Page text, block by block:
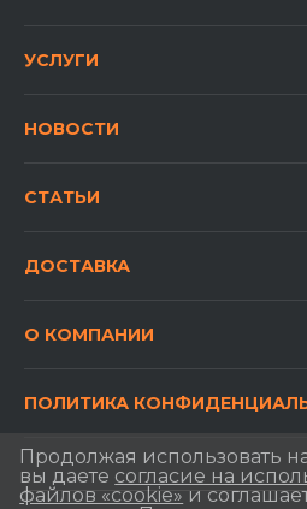
УСЛУГИ
НОВОСТИ
СТАТЬИ
ДОСТАВКА
О КОМПАНИИ
ПОЛИТИКА
Продолжая использовать
вы даете согласие на
файлов «cookie» и